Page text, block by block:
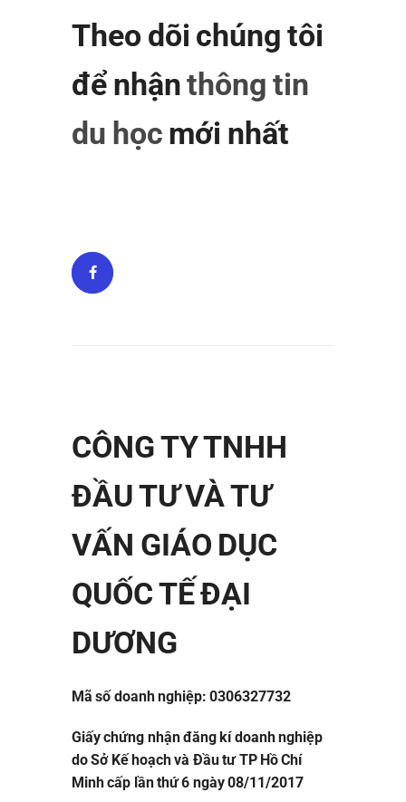
Theo dõi chúng tôi
để nhậnthông tin
du học mới nhất
CÔNG TY TNHH
ĐẦU TƯ VÀ TƯ
VẤN GIÁO DỤC
QUỐC TẾ ĐẠI
DƯƠNG
Mã số doanh nghiệp: 0306327732
Giấy chứng nhận đăng kí doanh nghiệp
do Sở Kế hoạch và Đầu tư TP Hồ Chí
Minh cấp lần thứ 6 ngày 08/11/2017